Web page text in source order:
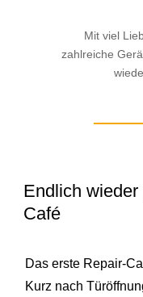
Mit viel
zahlreiche
Endlich
Café
Das erste Repair-
Kurz nach